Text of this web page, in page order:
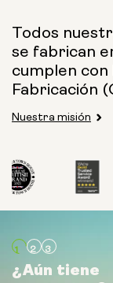
Todos
se fabrican
cumplen con
Fabricación
Nuestra misión
¿Aún tiene
¿Aún tiene
¿Aún tiene